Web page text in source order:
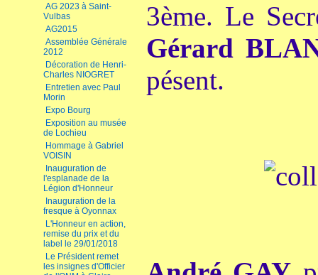
AG 2023 à Saint-
Vulbas
AG2015
Assemblée Générale
2012
Décoration de Henri-
Charles NIOGRET
Entretien avec Paul
Morin
Expo Bourg
Exposition au musée
de Lochieu
Hommage à Gabriel
VOISIN
Inauguration de
l'esplanade de la
Légion d'Honneur
Inauguration de la
fresque à Oyonnax
L'Honneur en action,
remise du prix et du
label le 29/01/2018
Le Président remet
les insignes d'Officier
3ème. Le
Gérard
pésent.